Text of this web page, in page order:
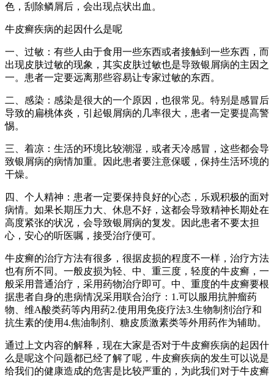
色，刮除鳞屑后，会出现点状出血。
牛皮癣疾病的起因什么是呢
一、过敏：有些人由于食用一些东西或者接触到一些东西，而
出现皮肤过敏的现象，其实皮肤过敏也是导致银屑病的主因之
一。患者一定要远离那些容易让专家过敏的东西。
二、感染：感染是很大的一个原因，也很常见。特别是感冒后
导致的扁桃体炎，引起银屑病的几率很大，患者一定要提高警
惕。
三、着凉：生活的环境比较潮湿，或者天冷感冒，这些都会导
致银屑病的病情加重。因此患者要注意保暖，保持生活环境的
干燥。
四、个人精神：患者一定要保持良好的心态，乐观积极的面对
病情。如果长期压力大、休息不好，这都会导致精神长期处在
高度紧张的状况，会导致银屑病的复发。因此患者不要太担
心，安心的听医嘱，接受治疗便可。
牛皮癣的治疗方法有很多，很据皮损的程度不一样，治疗方法
也有所不同。一般皮损为轻、中、重三度，轻度的牛皮癣，一
般采用普通治疗，采用药物治疗即可。中、重度的牛皮癣要根
据患者自身的患病情况采用联合治疗：1.可以服用抗肿瘤药
物、维A酸类药等内用药2.使用用免疫疗法3.生物制剂治疗和
抗生素的使用4.焦油制剂、糖皮质激素类等外用药作为辅助。
通过上文内容的解释，现在大家是否对于牛皮癣疾病的起因什
么是呢这个问题都已经了解了呢，牛皮癣疾病的发生可以说是
给我们的健康造成的危害是比较严重的，为此我们对于牛皮癣